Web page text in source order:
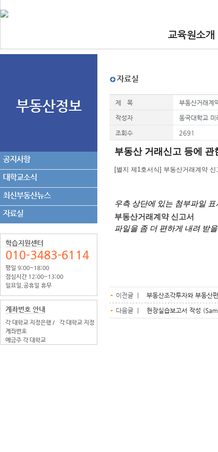
교육원소개
•인사말
부동산정보
공지사항
대학교소식
최신부동산뉴스
자료실
학습지원센터
010-3483-6114
평일 9:00~18:00
점심시간 12:00~13:00
일요일.공휴일 휴무
계좌번호 안내
각 대학교 지정은행 /
각 대학교 지정
계좌번호
예금주 각 대학교
자료실
제 목 부동산거래계
작성자 동국대학교 미
조회수 2691
부동산 거래신고 등에 관
[별지 제1호서식] 부동산거래계약 신
우측 상단에 있는 첨부파일 표
부동산거래계약 신고서
파일을 좀 더 편하게 내려 받
이전글 | 부동산조각투자와 부동산
다음글 | 현장실습보고서 작성